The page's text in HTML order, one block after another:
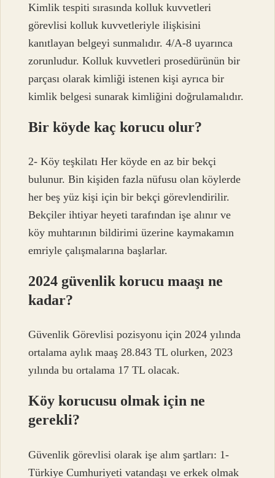
Kimlik tespiti sırasında kolluk kuvvetleri
görevlisi kolluk kuvvetleriyle ilişkisini
kanıtlayan belgeyi sunmalıdır. 4/A-8 uyarınca
zorunludur. Kolluk kuvvetleri prosedürünün bir
parçası olarak kimliği istenen kişi ayrıca bir
kimlik belgesi sunarak kimliğini doğrulamalıdır.
Bir köyde kaç korucu olur?
2- Köy teşkilatı Her köyde en az bir bekçi
bulunur. Bin kişiden fazla nüfusu olan köylerde
her beş yüz kişi için bir bekçi görevlendirilir.
Bekçiler ihtiyar heyeti tarafından işe alınır ve
köy muhtarının bildirimi üzerine kaymakamın
emriyle çalışmalarına başlarlar.
2024 güvenlik korucu maaşı ne
kadar?
Güvenlik Görevlisi pozisyonu için 2024 yılında
ortalama aylık maaş 28.843 TL olurken, 2023
yılında bu ortalama 17 TL olacak.
Köy korucusu olmak için ne
gerekli?
Güvenlik görevlisi olarak işe alım şartları: 1-
Türkiye Cumhuriyeti vatandaşı ve erkek olmak